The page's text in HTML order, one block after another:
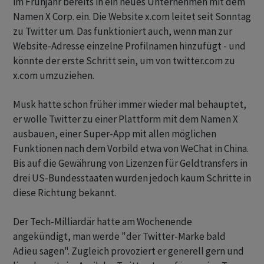
Namen X Corp. ein. Die Website x.com leitet seit Sonntag
zu Twitter um. Das funktioniert auch, wenn man zur
Website-Adresse einzelne Profilnamen hinzufügt - und
könnte der erste Schritt sein, um von twitter.com zu
x.com umzuziehen.
Musk hatte schon früher immer wieder mal behauptet,
er wolle Twitter zu einer Plattform mit dem Namen X
ausbauen, einer Super-App mit allen möglichen
Funktionen nach dem Vorbild etwa von WeChat in China.
Bis auf die Gewährung von Lizenzen für Geldtransfers in
drei US-Bundesstaaten wurden jedoch kaum Schritte in
diese Richtung bekannt.
Der Tech-Milliardär hatte am Wochenende
angekündigt, man werde "der Twitter-Marke bald
Adieu sagen". Zugleich provoziert er generell gern und